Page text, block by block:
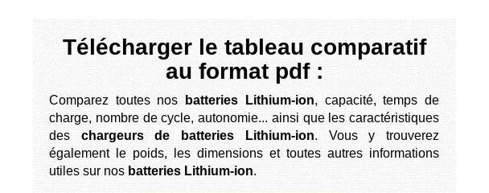
Télécharger le tableau comparatif
au format pdf :
Comparez toutes nos batteries Lithium-ion, capacité, temps de
charge, nombre de cycle, autonomie... ainsi que les caractéristiques
des chargeurs de batteries Lithium-ion. Vous y trouverez
également le poids, les dimensions et toutes autres informations
utiles sur nos batteries Lithium-ion.